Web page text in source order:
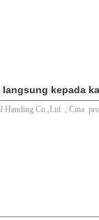
langsung kepada